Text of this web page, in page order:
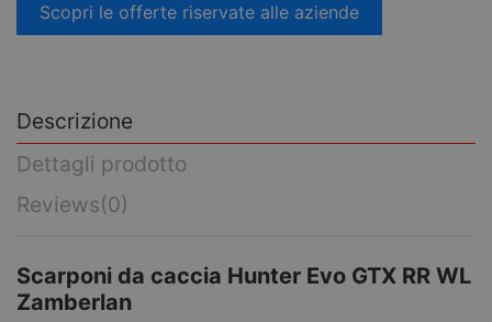
Scopri le offerte riservate alle aziende
Descrizione
Dettagli prodotto
Reviews(0)
Scarponi da caccia Hunter Evo GTX RR WL
Zamberlan